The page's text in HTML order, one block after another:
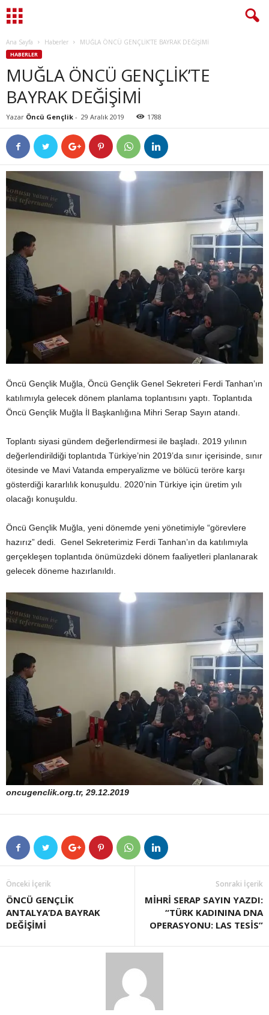
Ana Sayfa Haberler MUĞLA ÖNCÜ GENÇLİK’TE BAYRAK DEĞİŞİMİ
HABERLER
MUĞLA ÖNCÜ GENÇLİK’TE
BAYRAK DEĞİŞİMİ
Yazar Öncü Gençlik - 29 Aralık 2019 1788
Öncü Gençlik Muğla, Öncü Gençlik Genel Sekreteri Ferdi Tanhan’ın
katılımıyla gelecek dönem planlama toplantısını yaptı. Toplantıda
Öncü Gençlik Muğla İl Başkanlığına Mihri Serap Sayın atandı.
Toplantı siyasi gündem değerlendirmesi ile başladı. 2019 yılının
değerlendirildiği toplantıda Türkiye’nin 2019’da sınır içerisinde, sınır
ötesinde ve Mavi Vatanda emperyalizme ve bölücü teröre karşı
gösterdiği kararlılık konuşuldu. 2020’nin Türkiye için üretim yılı
olacağı konuşuldu.
Öncü Gençlik Muğla, yeni dönemde yeni yönetimiyle “görevlere
hazırız” dedi. Genel Sekreterimiz Ferdi Tanhan’ın da katılımıyla
gerçekleşen toplantıda önümüzdeki dönem faaliyetleri planlanarak
gelecek döneme hazırlanıldı.
oncugenclik.org.tr, 29.12.2019
Önceki İçerik
ÖNCÜ GENÇLİK
ANTALYA’DA BAYRAK
DEĞİŞİMİ
Sonraki İçerik
MİHRİ SERAP SAYIN YAZDI:
“TÜRK KADININA DNA
OPERASYONU: LAS TESİS”